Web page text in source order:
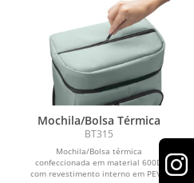
Mochila/Bolsa Térmica
BT315
Mochila/Bolsa térmica
confeccionada em material 600D
com revestimento interno em PEVA,